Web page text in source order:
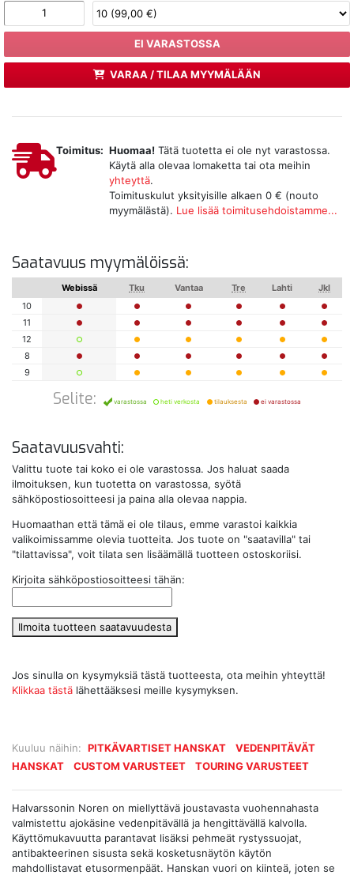
EI VARASTOSSA
VARAA / TILAA MYYMÄLÄÄN
Kuuluu näihin: PITKÄVARTISET HANSKAT
VEDENPITÄVÄT
HANSKAT
CUSTOM VARUSTEET TOURING VARUSTEET
Toimitus: Huomaa! Tätä tuotetta ei ole nyt varastossa.
Käytä alla olevaa lomaketta tai ota meihin
yhteyttä.
Toimituskulut yksityisille alkaen 0 € (nouto
myymälästä). Lue lisää toimitusehdoistamme...
Saatavuus myymälöissä:
Webissä Tku Vantaa Tre Lahti
Jkl
10
11
12
8
9
Selite: varastossa heti verkosta tilauksesta ei varastossa
Saatavuusvahti:
Valittu tuote tai koko ei ole varastossa. Jos haluat saada
ilmoituksen, kun tuotetta on varastossa, syötä
sähköpostiosoitteesi ja paina alla olevaa nappia.
Huomaathan että tämä ei ole tilaus, emme varastoi kaikkia
valikoimissamme olevia tuotteita. Jos tuote on "saatavilla" tai
"tilattavissa", voit tilata sen lisäämällä tuotteen ostoskoriisi.
Kirjoita sähköpostiosoitteesi tähän:
Ilmoita tuotteen saatavuudesta
Jos sinulla on kysymyksiä tästä tuotteesta, ota meihin yhteyttä!
Klikkaa tästä lähettääksesi meille kysymyksen.
Halvarssonin Noren on miellyttävä joustavasta vuohennahasta
valmistettu ajokäsine vedenpitävällä ja hengittävällä kalvolla.
Käyttömukavuutta parantavat lisäksi pehmeät rystyssuojat,
antibakteerinen sisusta sekä kosketusnäytön käytön
mahdollistavat etusormenpäät. Hanskan vuori on kiinteä, joten se